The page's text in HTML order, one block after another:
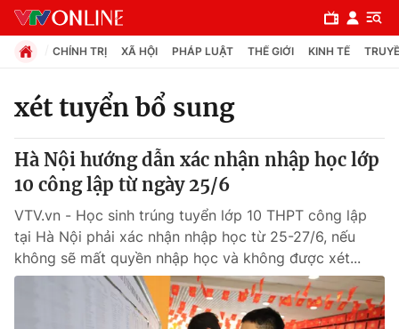
Chuyên mục
Chính trị
Xã hội
Pháp luật
CHÍNH TRỊ XÃ HỘI PHÁP LUẬT THẾ GIỚI KINH TẾ
xét tuyển bổ sung
Hà Nội hướng dẫn xác nhận nhập học lớp
10 công lập từ ngày 25/6
VTV.vn - Học sinh trúng tuyển lớp 10 THPT công lập
tại Hà Nội phải xác nhận nhập học từ 25-27/6, nếu
không sẽ mất quyền nhập học và không được xét...